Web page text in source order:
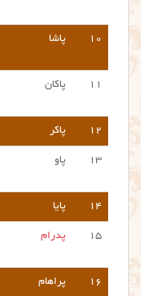
۱۰ پاشا
۱۱ پاکان
۱۲ پاکر
۱۳ پاو
۱۴ پایا
۱۵ پدرام
۱۶ پراهام